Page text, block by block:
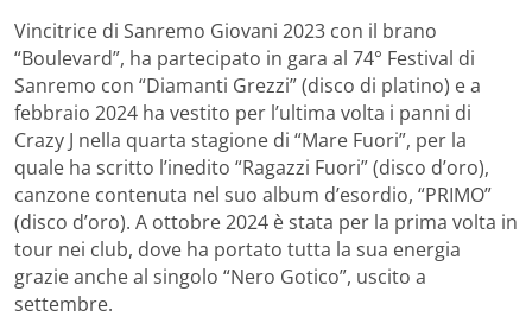
Vincitrice di Sanremo Giovani 2023 con il brano
“Boulevard”, ha partecipato in gara al 74° Festival di
Sanremo con “Diamanti Grezzi” (disco di platino) e a
febbraio 2024 ha vestito per l’ultima volta i panni di
Crazy J nella quarta stagione di “Mare Fuori”, per la
quale ha scritto l’inedito “Ragazzi Fuori” (disco d’oro),
canzone contenuta nel suo album d’esordio, “PRIMO”
(disco d’oro). A ottobre 2024 è stata per la prima volta in
tour nei club, dove ha portato tutta la sua energia
grazie anche al singolo “Nero Gotico”, uscito a
settembre.